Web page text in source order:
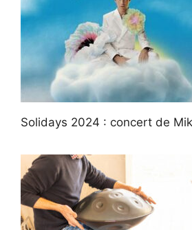
Solidays 2024 : concert de